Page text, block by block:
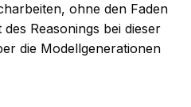
ohne den Faden
Reasonings bei dieser
die Modellgenerationen